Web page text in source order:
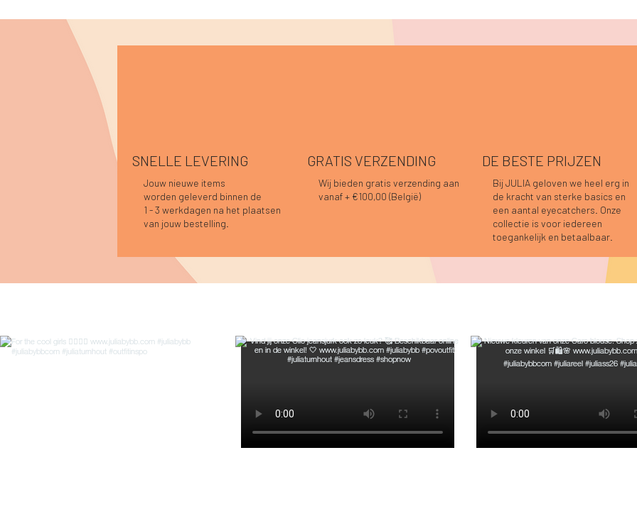
Snel overzicht
Hannah top prune
€ 39,95
Snel overzicht
Hannah top choco
Snel overzicht
Caro blouse beige
Prijs
€ 44,95
Snel overzicht
Caro blouse donkerblauw
€ 44,95
Snel overzicht
Caro blouse choco
Snel overzicht
Pauline top bordeaux
Prijs
€ 59,95
Snel overzicht
Sofie top bordeaux-donkerblauw
Niet op voorraad
Snel overzicht
Caro blouse prune
Snel overzicht
Caro blouse bordeaux
Niet op voorraad
SNELLE LEVERING
Jouw nieuwe items
worden geleverd binnen de
1 - 3 werkdagen na het plaatsen
van jouw bestelling.
GRATIS VERZENDING
Wij bieden gratis verzending aan
vanaf + €100,00 (België)
DE BESTE PRIJZEN
Bij JULIA geloven we heel erg in
de kracht van sterke basics en
een aantal eyecatchers. Onze
collectie is voor iedereen
toegankelijk en betaalbaar.